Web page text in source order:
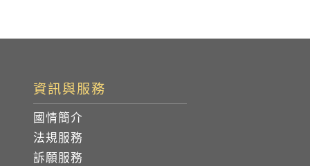
資訊與服務
國情簡介
法規服務
訴願服務